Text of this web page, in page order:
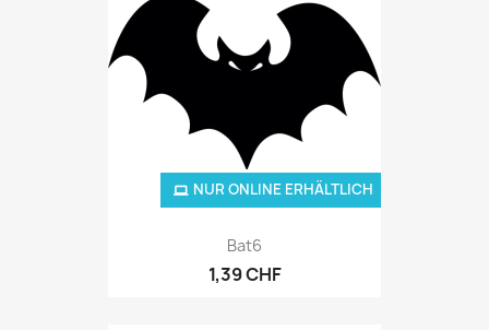
Bat6
1,39 CHF
NUR ONLINE ERHÄLTLICH